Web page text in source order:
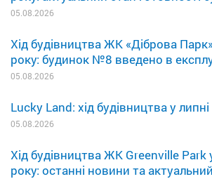
05.08.2026
Хід будівництва ЖК «Діброва
року: будинок №8 введено в
05.08.2026
Lucky Land: хід будівництва у
05.08.2026
Хід будівництва ЖК Greenville Park
року: останні новини та